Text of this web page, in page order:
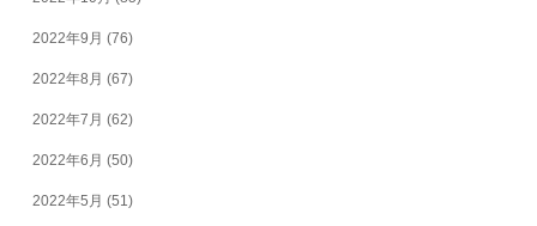
2022年9月 (76)
2022年8月 (67)
2022年7月 (62)
2022年6月 (50)
2022年5月 (51)